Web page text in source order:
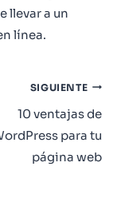
llevar a un
línea.
SIGUIENTE
10 ventajas de
para tu
página web